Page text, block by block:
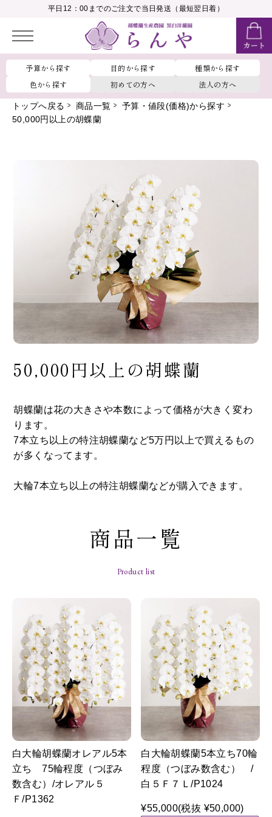
平日12：00までのご注文で当日発送（最短翌日着）
予算から探す 目的から探す
種類から探す
色から探す
初めての方へ 法人の方へ
会員ランク：__MEMBER_RANK_NAME__
トップへ戻る 商品一覧
予算・値段(価格)から探す
50,000円以上の胡蝶蘭
50,000円以上の胡蝶蘭
胡蝶蘭は花の大きさや本数によって価格が大きく変わ
ります。
7本立ち以上の特注胡蝶蘭など5万円以上で買えるもの
が多くなってます。
大輪7本立ち以上の特注胡蝶蘭などが購入できます。
商品一覧
Product list
白大輪胡蝶蘭オレアル5本
立ち 75輪程度（つぼみ
数含む）/オレアル５
Ｆ/P1362
白大輪胡蝶蘭5本立ち70輪
程度（つぼみ数含む） /
白５Ｆ７Ｌ/P1024
¥55,000(税抜 ¥50,000)